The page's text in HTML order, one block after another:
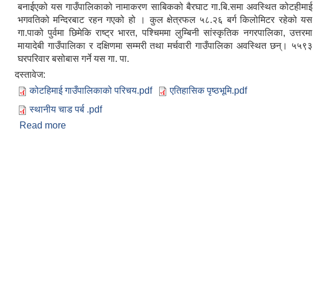
बनाईएको यस गाउँपालिकाको नामाकरण साबिकको बैरघाट गा.बि.समा अवस्थित कोटहीमाई
भगवतिको मन्दिरबाट रहन गएको हो । कुल क्षेत्रफल ५८.२६ बर्ग किलोमिटर रहेको यस
गा.पाको पुर्वमा छिमेकि राष्ट्र भारत, पश्चिममा लुम्बिनी सांस्कृतिक नगरपालिका, उत्तरमा
मायादेबी गाउँपालिका र दक्षिणमा सम्मरी तथा मर्चवारी गाउँपालिका अवस्थित छन्। ५५९३
घरपरिवार बसोबास गर्ने यस गा. पा.
दस्तावेज:
कोटहिमाई गाउँपालिकाको परिचय.pdf
एतिहासिक पृष्ठभूमि.pdf
स्थानीय चाड पर्ब .pdf
Read more